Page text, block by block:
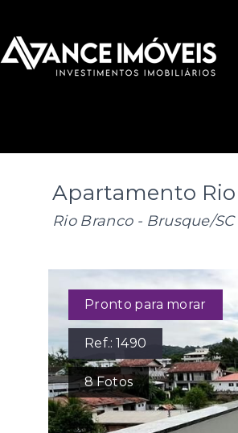
Apartamento
Rio Branco - Brusque/SC
Pronto para morar
Ref.:1490
8Fotos